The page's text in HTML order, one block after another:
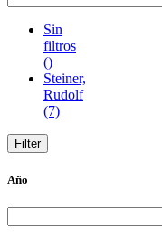
Sin
filtros
()
Steiner,
Rudolf
(7)
Año